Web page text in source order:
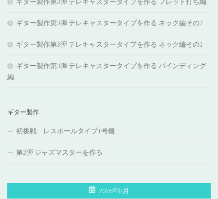
ギター製作第3弾 テレキャスタータイプを作る ネック編その2
ギター製作第3弾 テレキャスタータイプを作る ネック編その1
ギター製作第3弾 テレキャスタータイプを作る バインディング
編
ギター製作
初挑戦 レスポールタイプ1号機
第2弾 ジャズマスターを作る
2026年8月